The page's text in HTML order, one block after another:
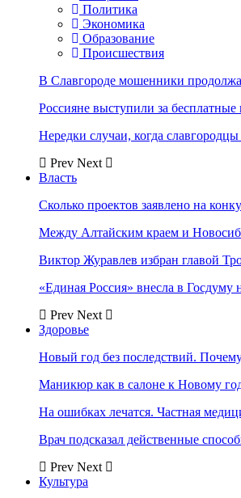
Политика
Экономика
Образование
Происшествия
В Славгороде мошенники
Россияне выступили за
Нередки случаи, когда
Prev Next
Власть
Сколько проектов заявлено на
Между Алтайским краем и
Виктор Журавлев избран главой
«Единая Россия» внесла в Госдуму
Prev Next
Здоровье
Новый год без последствий.
Маникюр как в салоне к Новому
На ошибках лечатся. Частная
Врач подсказал действенные
Prev Next
Культура